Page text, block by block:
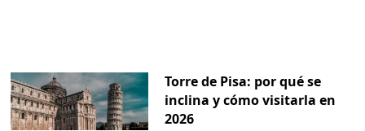
Torre de Pisa: por qué se
inclina y cómo visitarla en
2026